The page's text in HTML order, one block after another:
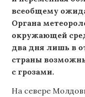
всеобщему
Органа
окружающей
два дня лишь в
страны
с грозами.
На севере